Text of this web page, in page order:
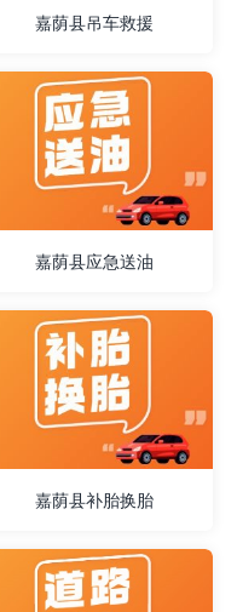
嘉荫县吊车救援
嘉荫县应急送油
嘉荫县补胎换胎